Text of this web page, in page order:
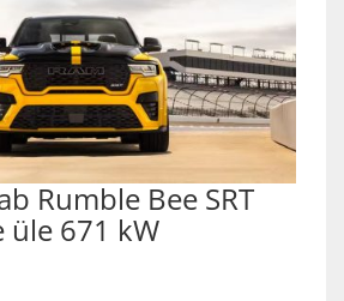
Rumble Bee SRT
üle 671 kW